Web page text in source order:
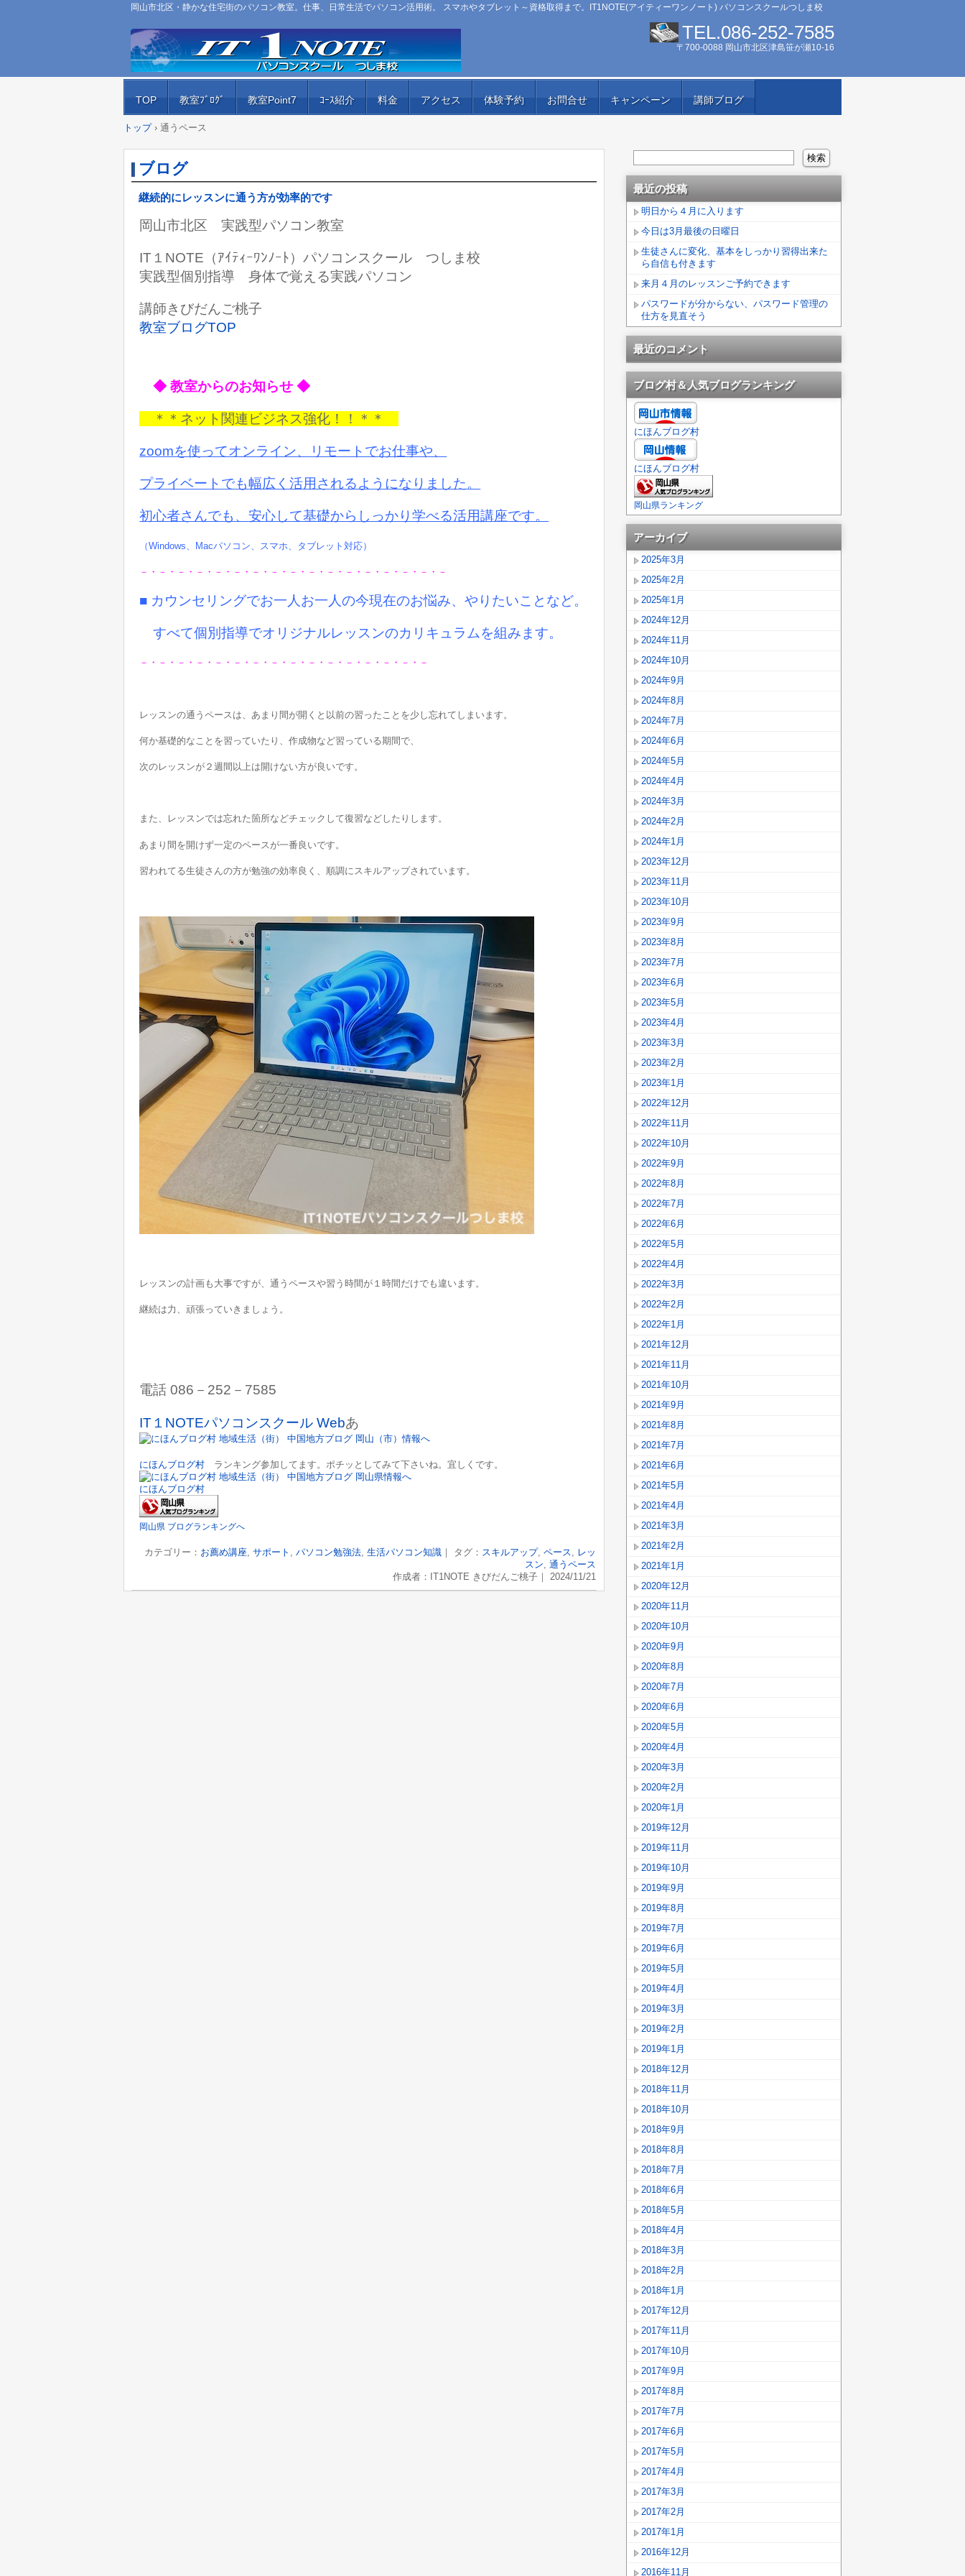
岡山市北区・静かな住宅街のパソコン教室。仕事、日常生活でパソコン活用術。 スマホやタブレット～資格取得まで。IT1NOTE(アイティーワンノート) パソコンスクールつしま校
TEL.086-252-7585
〒700-0088 岡山市北区津島笹が瀬10-16
TOP 教室ﾌﾞﾛｸﾞ 教室Point7 ｺｰｽ紹介 料金 アクセス 体験予約 お問合せ キャンペーン 講師ブログ
トップ› 通うペース
ブログ
継続的にレッスンに通う方が効率的です
岡山市北区 実践型パソコン教室
IT１NOTE（ｱｲﾃｨｰﾜﾝﾉｰﾄ）パソコンスクール つしま校
実践型個別指導 身体で覚える実践パソコン
講師きびだんご桃子
教室ブログTOP
◆ 教室からのお知らせ ◆
＊＊ネット関連ビジネス強化！！＊＊
zoomを使ってオンライン、リモートでお仕事や、
プライベートでも幅広く活用されるようになりました。
初心者さんでも、安心して基礎からしっかり学べる活用講座です。
（Windows、Macパソコン、スマホ、タブレット対応）
－・－・－・－・－・－・－・－・－・－・－・－・－・－・－・－・－
■ カウンセリングでお一人お一人の今現在のお悩み、やりたいことなど。
すべて個別指導でオリジナルレッスンのカリキュラムを組みます。
－・－・－・－・－・－・－・－・－・－・－・－・－・－・－・－
レッスンの通うペースは、あまり間が開くと以前の習ったことを少し忘れてしまいます。
何か基礎的なことを習っていたり、作成物など習っている期間で、
次のレッスンが２週間以上は開けない方が良いです。
また、レッスンでは忘れた箇所などチェックして復習などしたりします。
あまり間を開けず一定のペースが一番良いです。
習われてる生徒さんの方が勉強の効率良く、順調にスキルアップされています。
レッスンの計画も大事ですが、通うペースや習う時間が１時間だけでも違います。
継続は力、頑張っていきましょう。
電話 086－252－7585
IT１NOTEパソコンスクール Webあ
にほんブログ村 ランキング参加してます。ポチッとしてみて下さいね。宜しくです。
にほんブログ村
岡山県 ブログランキングへ
カテゴリー： お薦め講座, サポート パソコン勉強法, 生活パソコン知識｜ タグ： スキルアップ, ペース
レッ
スン 通うペース
作成者：IT1NOTE きびだんご桃子｜ 2024/11/21
最近の投稿
明日から４月に入ります
今日は3月最後の日曜日
生徒さんに変化、基本をしっかり習得出来た
ら自信も付きます
来月４月のレッスンご予約できます
パスワードが分からない、パスワード管理の
仕方を見直そう
最近のコメント
ブログ村＆人気ブログランキング
にほんブログ村
にほんブログ村
岡山県ランキング
アーカイブ
2025年3月
2025年2月
2025年1月
2024年12月
2024年11月
2024年10月
2024年9月
2024年8月
2024年7月
2024年6月
2024年5月
2024年4月
2024年3月
2024年2月
2024年1月
2023年12月
2023年11月
2023年10月
2023年9月
2023年8月
2023年7月
2023年6月
2023年5月
2023年4月
2023年3月
2023年2月
2023年1月
2022年12月
2022年11月
2022年10月
2022年9月
2022年8月
2022年7月
2022年6月
2022年5月
2022年4月
2022年3月
2022年2月
2022年1月
2021年12月
2021年11月
2021年10月
2021年9月
2021年8月
2021年7月
2021年6月
2021年5月
2021年4月
2021年3月
2021年2月
2021年1月
2020年12月
2020年11月
2020年10月
2020年9月
2020年8月
2020年7月
2020年6月
2020年5月
2020年4月
2020年3月
2020年2月
2020年1月
2019年12月
2019年11月
2019年10月
2019年9月
2019年8月
2019年7月
2019年6月
2019年5月
2019年4月
2019年3月
2019年2月
2019年1月
2018年12月
2018年11月
2018年10月
2018年9月
2018年8月
2018年7月
2018年6月
2018年5月
2018年4月
2018年3月
2018年2月
2018年1月
2017年12月
2017年11月
2017年10月
2017年9月
2017年8月
2017年7月
2017年6月
2017年5月
2017年4月
2017年3月
2017年2月
2017年1月
2016年12月
2016年11月